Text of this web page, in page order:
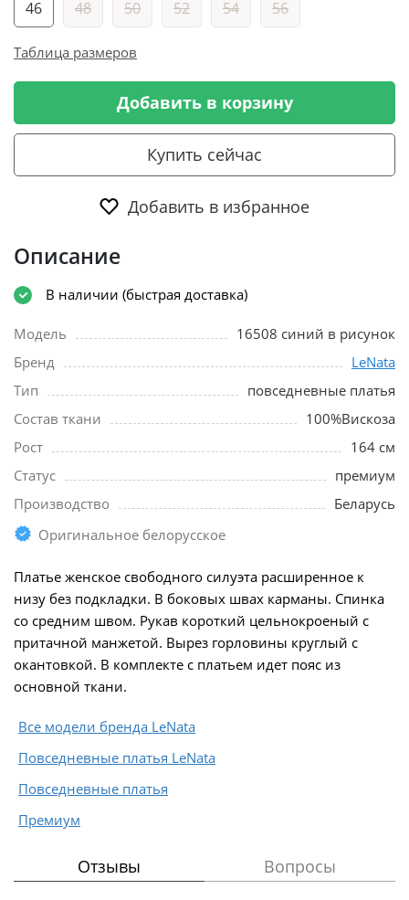
46 48 50 52 54 56
Таблица размеров
Добавить в корзину
Купить сейчас
Добавить в избранное
Описание
В наличии (быстрая доставка)
Модель
16508 синий в рисунок
Бренд
LeNata
Тип
повседневные платья
Состав ткани
100%Вискоза
Рост
164 см
Статус
премиум
Производство
Беларусь
Оригинальное белорусское
Платье женское свободного силуэта расширенное к
низу без подкладки. В боковых швах карманы. Спинка
со средним швом. Рукав короткий цельнокроеный с
притачной манжетой. Вырез горловины круглый с
окантовкой. В комплекте с платьем идет пояс из
основной ткани.
Все модели бренда LeNata
Повседневные платья LeNata
Повседневные платья
Премиум
Отзывы Вопросы